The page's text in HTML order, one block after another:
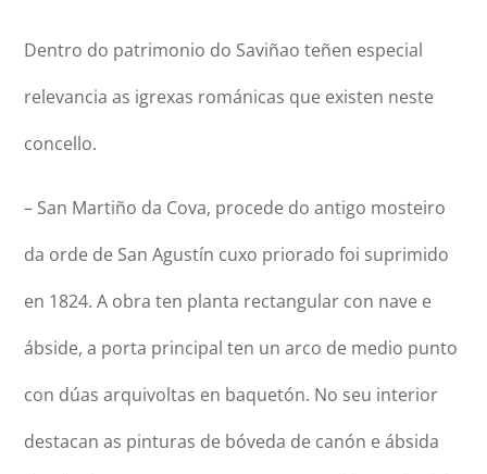
Dentro do patrimonio do Saviñao teñen especial
relevancia as igrexas románicas que existen neste
concello.
– San Martiño da Cova, procede do antigo mosteiro
da orde de San Agustín cuxo priorado foi suprimido
en 1824. A obra ten planta rectangular con nave e
ábside, a porta principal ten un arco de medio punto
con dúas arquivoltas en baquetón. No seu interior
destacan as pinturas de bóveda de canón e ábsida